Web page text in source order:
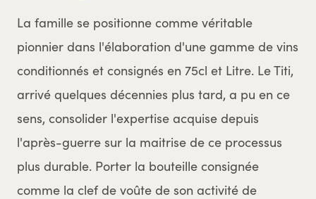
La famille se positionne comme véritable
pionnier dans l'élaboration d'une gamme de vins
conditionnés et consignés en 75cl et Litre. Le Titi,
arrivé quelques décennies plus tard, a pu en ce
sens, consolider l'expertise acquise depuis
l'après-guerre sur la maitrise de ce processus
plus durable. Porter la bouteille consignée
comme la clef de voûte de son activité de